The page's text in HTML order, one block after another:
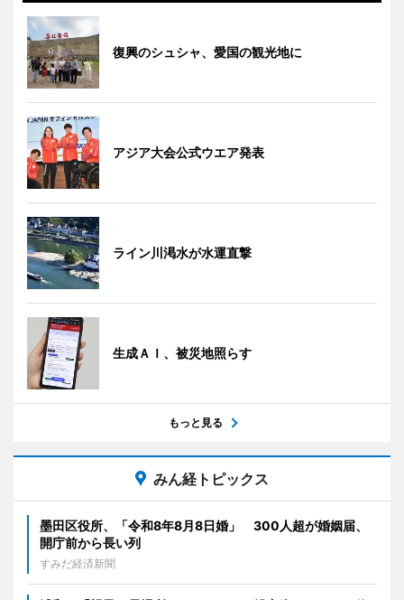
復興のシュシャ、愛国の観光地に
アジア大会公式ウエア発表
ライン川渇水が水運直撃
生成ＡＩ、被災地照らす
もっと見る
みん経トピックス
墨田区役所、「令和8年8月8日婚」 300人超が婚姻届、
開庁前から長い列
すみだ経済新聞